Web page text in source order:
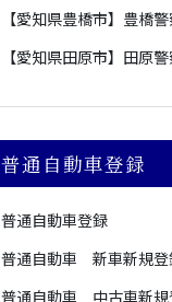
【愛知県豊橋市】豊橋警
【愛知県田原市】田原警
普通自動車登録
普通自動車登録
普通自動車 新車新規登
普通自動車 中古車新規